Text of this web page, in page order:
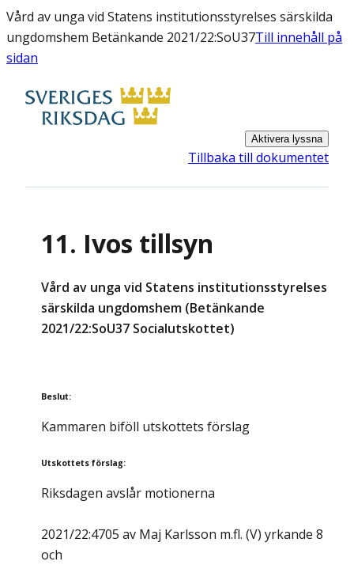
Vård av unga vid Statens institutionsstyrelses särskilda
ungdomshem Betänkande 2021/22:SoU37Till innehåll på
sidan
Aktivera lyssna
Tillbaka till dokumentet
11. Ivos tillsyn
Vård av unga vid Statens institutionsstyrelses
särskilda ungdomshem (Betänkande
2021/22:SoU37 Socialutskottet)
Beslut:
Kammaren biföll utskottets förslag
Utskottets förslag:
Riksdagen avslår motionerna
2021/22:4705 av Maj Karlsson m.fl. (V) yrkande 8
och